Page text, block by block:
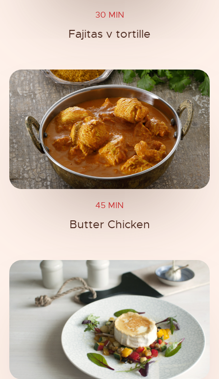
30 MIN
Fajitas v tortille
45 MIN
Butter Chicken